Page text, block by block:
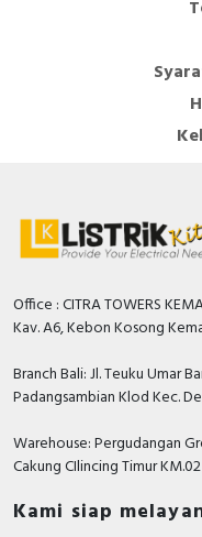
Office : CITRA TOWERS
Kav. A6, Kebon Kosong
Branch Bali: Jl. Teuku Umar
Padangsambian Klod Kec.
Warehouse: Pergudangan
Cakung CIlincing Timur
Kami siap